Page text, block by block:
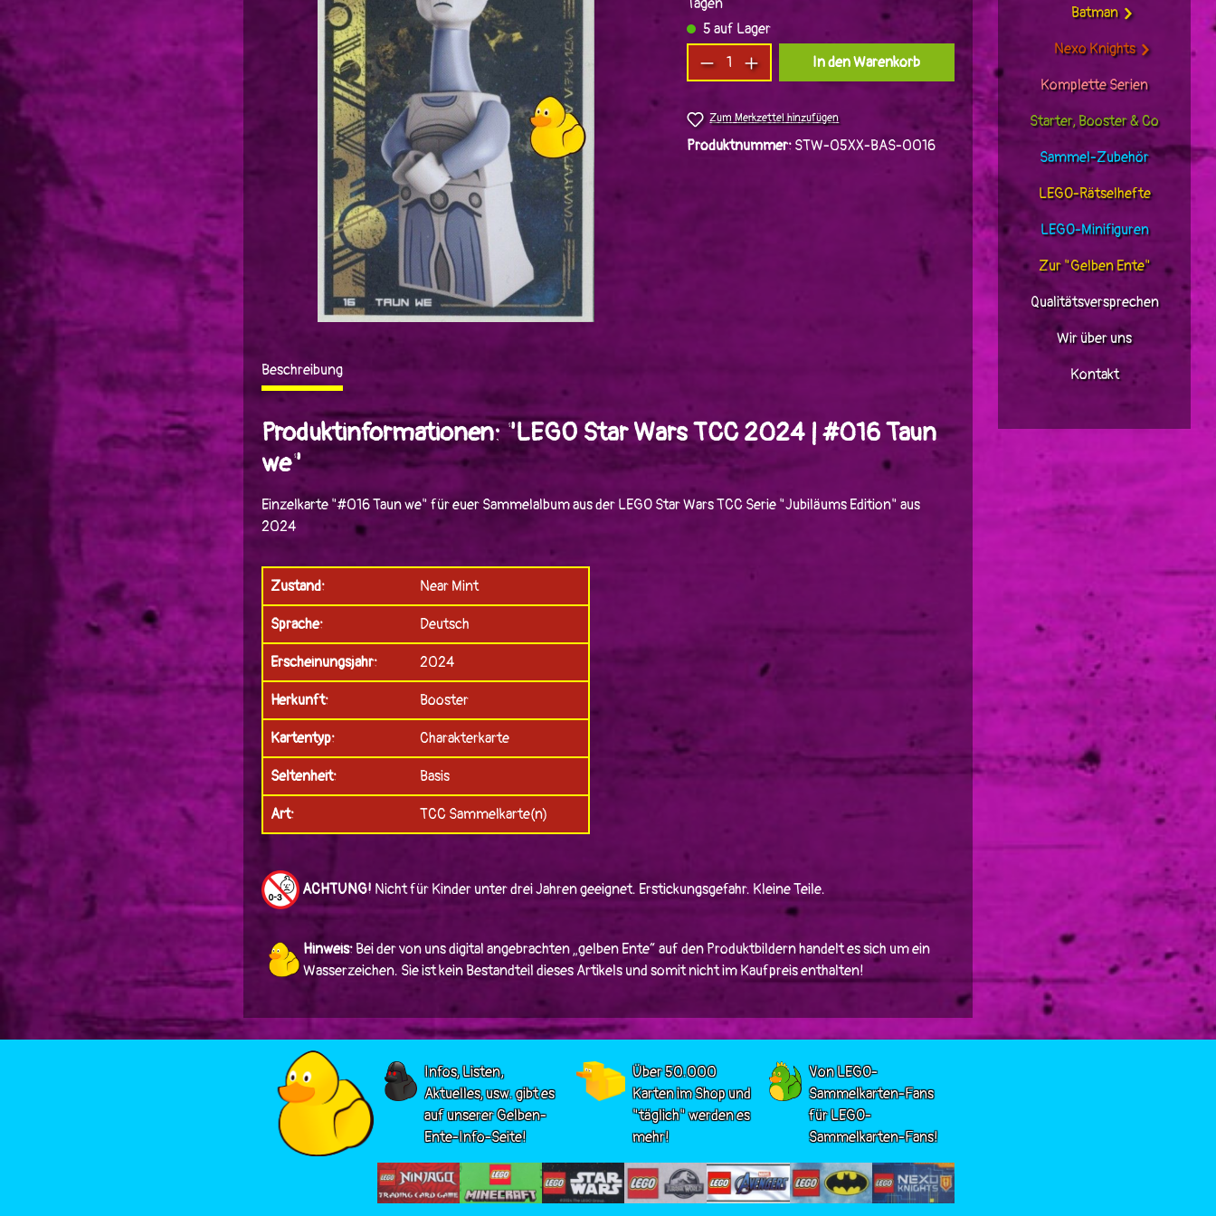
Batman
Nexo Knights
Komplette Serien
Starter, Booster & Co
Sammel-Zubehör
LEGO-Rätselhefte
LEGO-Minifiguren
Zur "Gelben Ente"
Qualitätsversprechen
Wir über uns
Kontakt
Tagen
5 auf Lager
Produkt Anzahl: Gib den gewünschten Wert ein oder
In den Warenkorb
Zum Merkzettel hinzufügen
Produktnummer: STW-05XX-BAS-0016
Beschreibung
Produktinformationen: "LEGO Star Wars TCC 2024 | #016 Taun
we"
Einzelkarte "#016 Taun we" für euer Sammelalbum aus der LEGO Star Wars TCC Serie "Jubiläums Edition" aus
2024
Zustand: Near Mint
Sprache: Deutsch
Erscheinungsjahr: 2024
Herkunft: Booster
Kartentyp: Charakterkarte
Seltenheit: Basis
Art: TCC Sammelkarte(n)
ACHTUNG! Nicht für Kinder unter drei Jahren geeignet. Erstickungsgefahr. Kleine Teile.
Hinweis: Bei der von uns digital angebrachten „gelben Ente“ auf den Produktbildern handelt es sich um ein
Wasserzeichen. Sie ist kein Bestandteil dieses Artikels und somit nicht im Kaufpreis enthalten!
Infos, Listen,
Aktuelles, usw. gibt es
auf unserer Gelben-
Ente-Info-Seite!
Über 50.000
Karten im Shop und
"täglich" werden es
mehr!
Von LEGO-
Sammelkarten-Fans
für LEGO-
Sammelkarten-Fans!